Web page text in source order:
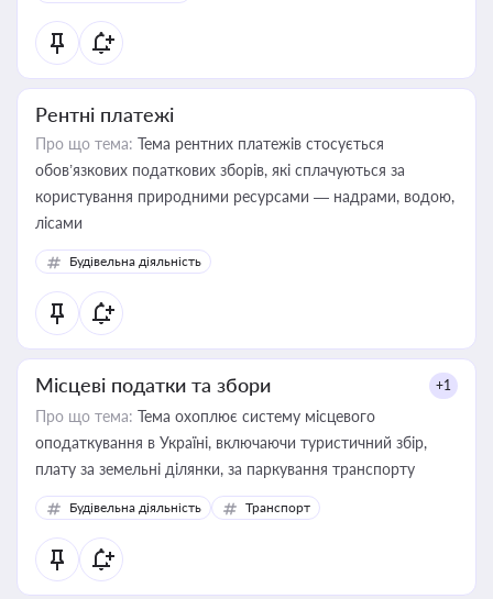
Рентні платежі
Про що тема: Тема рентних платежів стосується
обов’язкових податкових зборів, які сплачуються за
користування природними ресурсами — надрами, водою,
лісами
Будівельна діяльність
Місцеві податки та збори +1
Про що тема: Тема охоплює систему місцевого
оподаткування в Україні, включаючи туристичний збір,
плату за земельні ділянки, за паркування транспорту
Будівельна діяльність Транспорт